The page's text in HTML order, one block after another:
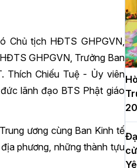
Chủ tịch HĐTS GHPGVN,
GHPGVN, Trưởng Ban
Thích Chiếu Tuệ - Ủy viên
lãnh đạo BTS Phật giáo
ương cùng Ban Kinh tế
phương, những thành tựu